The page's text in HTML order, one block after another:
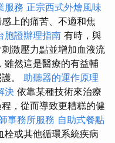
服務 正宗西式外燴風味
上的痛苦、不適和焦
胞證辦理指南 有時，與
激壓力點並增加血液流
雖然這是醫療的有益輔
。 助聽器的運作原理
決 依靠某種技術來治療
，從而導致更糟糕的健
事務所服務 自助式餐點
栓或其他循環系統疾病